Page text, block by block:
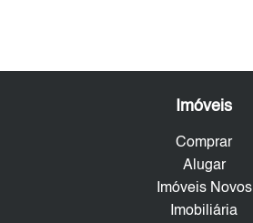
Imóveis
Comprar
Alugar
Imóveis Novos
Imobiliária